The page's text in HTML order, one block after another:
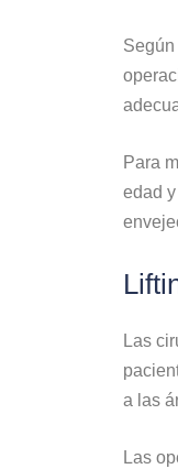
Para
edad
Las
a las
Las